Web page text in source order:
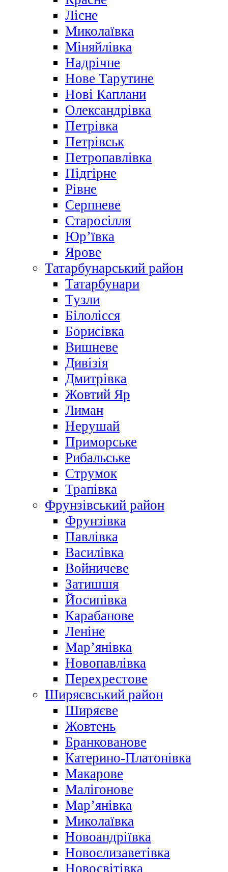
Лісне
Миколаївка
Міняйлівка
Надрічне
Нове Тарутине
Нові Каплани
Олександрівка
Петрівка
Петрівськ
Петропавлівка
Підгірне
Рівне
Серпневе
Старосілля
Юр’ївка
Ярове
Татарбунарський район
Татарбунари
Тузли
Білолісся
Борисівка
Вишневе
Дивізія
Дмитрівка
Жовтий Яр
Лиман
Нерушай
Приморське
Рибальське
Струмок
Трапівка
Фрунзівський район
Фрунзівка
Павлівка
Василівка
Войничеве
Затишшя
Йосипівка
Карабанове
Леніне
Мар’янівка
Новопавлівка
Перехрестове
Ширяєвський район
Ширяєве
Жовтень
Бранкованове
Катерино-Платонівка
Макарове
Малігонове
Мар’янівка
Миколаївка
Новоандріївка
Новоєлизаветівка
Новосвітівка